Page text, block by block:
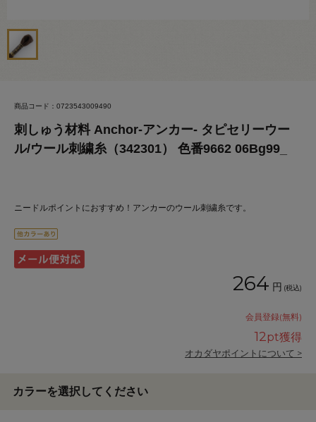
商品コード：0723543009490
刺しゅう材料 Anchor-アンカー- タピセリーウー
ル/ウール刺繍糸（342301） 色番9662 06Bg99_
ニードルポイントにおすすめ！アンカーのウール刺繍糸です。
264 円 (税込)
会員登録(無料)
12pt獲得
オカダヤポイントについて >
カラーを選択してください